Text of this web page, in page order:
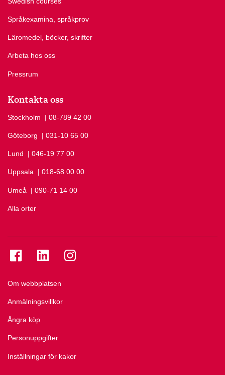
Språkexamina, språkprov
Läromedel, böcker, skrifter
Arbeta hos oss
Pressrum
Kontakta oss
Stockholm Ring Stockholm på
| 08-789 42 00
Göteborg Ring Göteborg på
| 031-10 65 00
Lund Ring Lund på
| 046-19 77 00
Uppsala Ring Uppsala på
| 018-68 00 00
Umeå Ring Umeå på
| 090-71 14 00
Alla orter
Om webbplatsen
Anmälningsvillkor
Ångra köp
Personuppgifter
Inställningar för kakor
Se folkuniversitetet på Facebook
Se folkuniversitetet på LinkedIn